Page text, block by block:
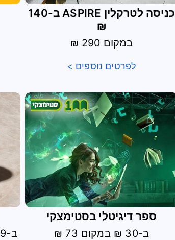
כניסה לטרקלין ASPIRE ב-140
₪
במקום 290 ₪
לפרטים נוספים >
ספר דיגיטלי בסטימצקי
ב-30 ₪ במקום 73 ₪ ב-29 ₪ במקום 33 ₪ בטרמינל 3